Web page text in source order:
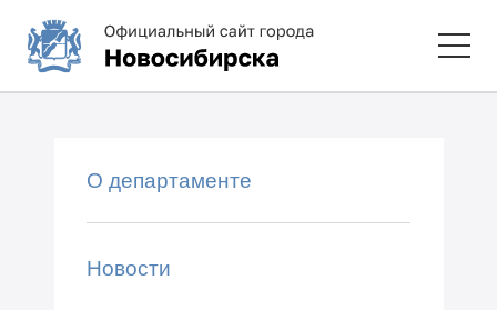
О департаменте
Новости